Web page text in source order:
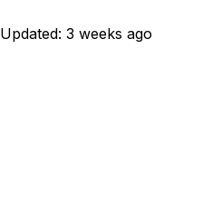
Updated: 3 weeks ago